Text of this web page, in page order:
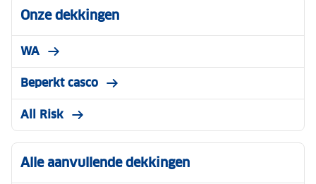
Onze dekkingen
WA
Beperkt casco
All Risk
Alle aanvullende dekkingen